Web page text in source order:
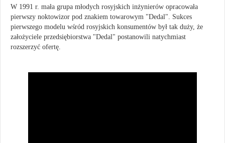
W 1991 r. mała grupa młodych rosyjskich inżynierów opracowała
pierwszy noktowizor pod znakiem towarowym "Dedal". Sukces
pierwszego modelu wśród rosyjskich konsumentów był tak duży, że
założyciele przedsiębiorstwa "Dedal" postanowili natychmiast
rozszerzyć ofertę.